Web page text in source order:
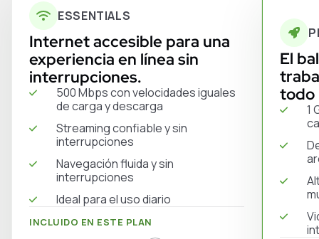
ESSENTIALS
Internet accesible para una
experiencia en línea sin
interrupciones.
500 Mbps con velocidades iguales
de carga y descarga
Streaming confiable y sin
interrupciones
Navegación fluida y sin
interrupciones
Ideal para el uso diario
INCLUIDO EN ESTE PLAN
El
todo
1